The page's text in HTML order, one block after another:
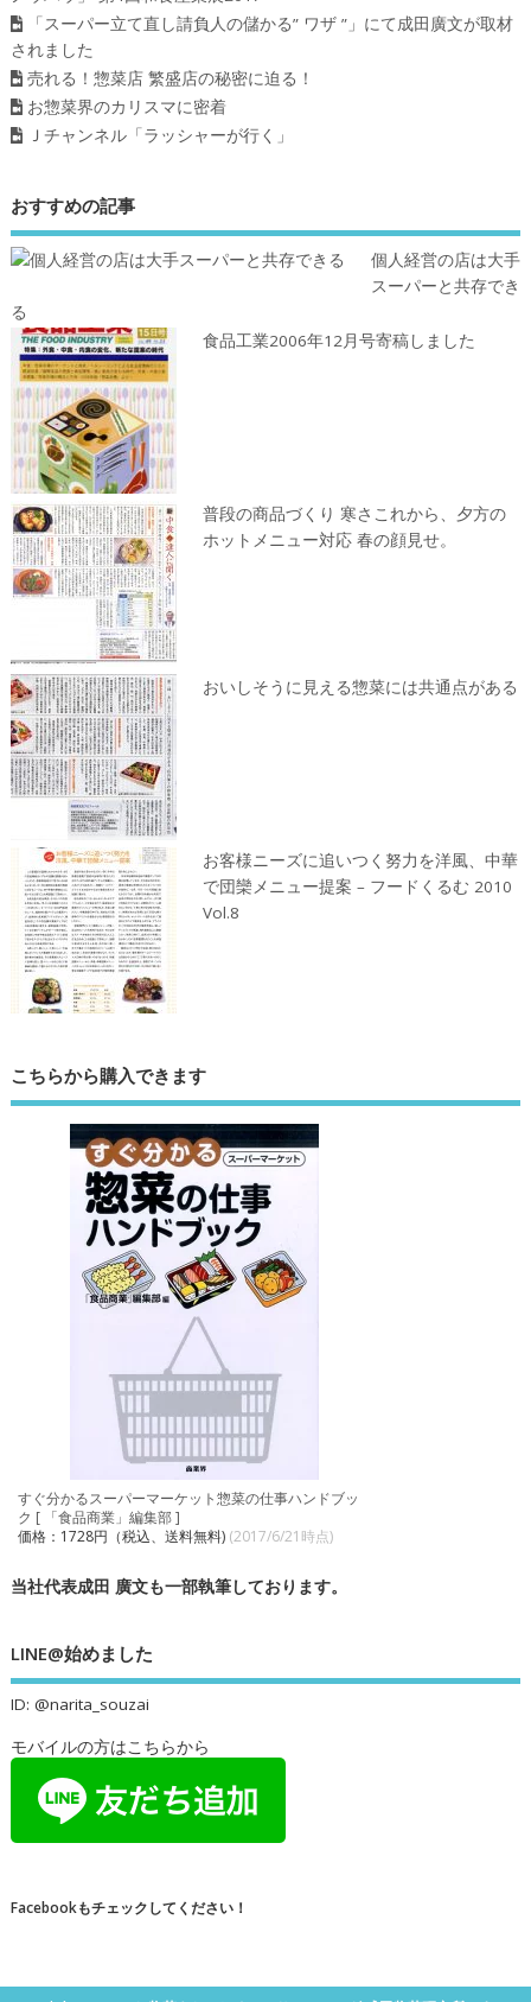
「スーパー立て直し請負人の儲かる” ワザ ”」にて成田廣文が取材
されました
売れる！惣菜店 繁盛店の秘密に迫る！
お惣菜界のカリスマに密着
Ｊチャンネル「ラッシャーが行く」
おすすめの記事
個人経営の店は大手
スーパーと共存でき
る
食品工業2006年12月号寄稿しました
普段の商品づくり 寒さこれから、夕方の
ホットメニュー対応 春の顔見せ。
おいしそうに見える惣菜には共通点がある
お客様ニーズに追いつく努力を洋風、中華
で団欒メニュー提案 – フードくるむ 2010
Vol.8
こちらから購入できます
すぐ分かるスーパーマーケット惣菜の仕事ハンドブッ
ク [ 「食品商業」編集部 ]
価格：1728円（税込、送料無料) (2017/6/21時点)
当社代表成田 廣文も一部執筆しております。
LINE@始めました
ID: @narita_souzai
モバイルの方はこちらから
Facebookもチェックしてください！